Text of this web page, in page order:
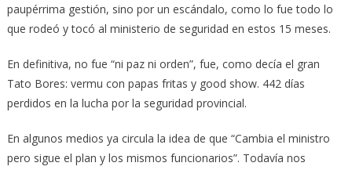
paupérrima gestión, sino por un escándalo, como lo fue todo lo
que rodeó y tocó al ministerio de seguridad en estos 15 meses.
En definitiva, no fue “ni paz ni orden”, fue, como decía el gran
Tato Bores: vermu con papas fritas y good show. 442 días
perdidos en la lucha por la seguridad provincial.
En algunos medios ya circula la idea de que “Cambia el ministro
pero sigue el plan y los mismos funcionarios”. Todavía nos